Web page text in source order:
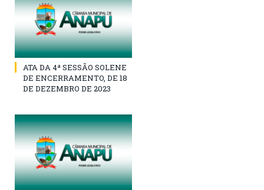
ATA DA 4ª SESSÃO SOLENE
DE ENCERRAMENTO, DE 18
DE DEZEMBRO DE 2023